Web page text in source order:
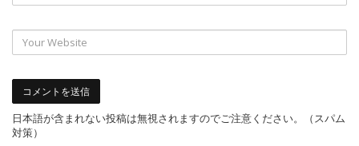
日本語が含まれない投稿は無視されますのでご注意ください。（スパム
対策）